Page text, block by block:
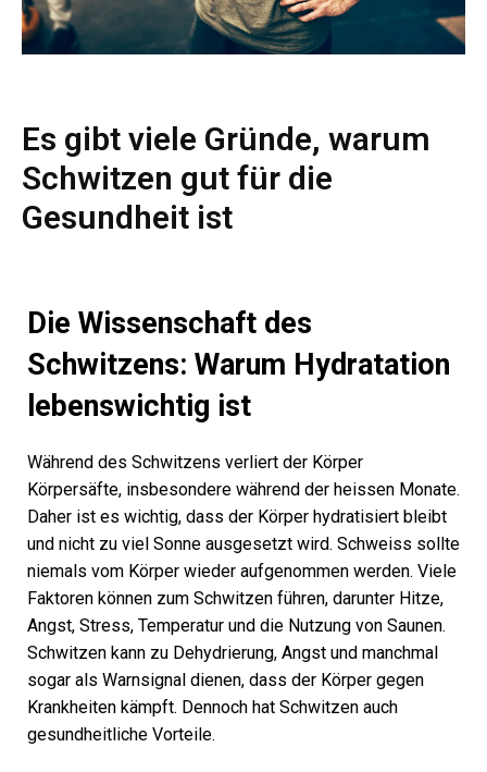
Es gibt viele Gründe, warum
Schwitzen gut für die
Gesundheit ist
Die Wissenschaft des
Schwitzens: Warum Hydratation
lebenswichtig ist
Während des Schwitzens verliert der Körper
Körpersäfte, insbesondere während der heissen Monate.
Daher ist es wichtig, dass der Körper hydratisiert bleibt
und nicht zu viel Sonne ausgesetzt wird. Schweiss sollte
niemals vom Körper wieder aufgenommen werden. Viele
Faktoren können zum Schwitzen führen, darunter Hitze,
Angst, Stress, Temperatur und die Nutzung von Saunen.
Schwitzen kann zu Dehydrierung, Angst und manchmal
sogar als Warnsignal dienen, dass der Körper gegen
Krankheiten kämpft. Dennoch hat Schwitzen auch
gesundheitliche Vorteile.